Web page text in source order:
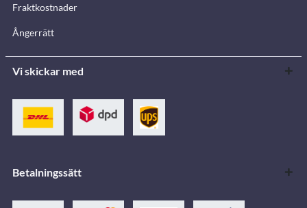
Fraktkostnader
Ångerrätt
Vi skickar med
Betalningssätt